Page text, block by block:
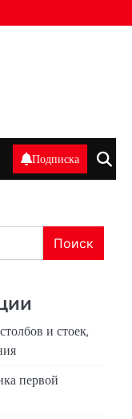
Подписка
Поиск
и стоек,
первой